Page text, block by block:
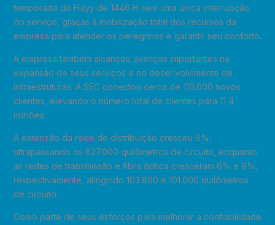
temporada do Hayy de 1446 H sem uma única interrupção
do serviço, graças à mobilização total dos recursos da
empresa para atender os peregrinos e garantir seu conforto.
A empresa também alcançou avanços importantes na
expansão de seus serviços e no desenvolvimento de
infraestruturas. A SEC conectou cerca de 110.000 novos
clientes, elevando o número total de clientes para 11,4
milhões.
A extensão da rede de distribuição cresceu 6%,
ultrapassando os 827.000 quilômetros de circuito, enquanto
as redes de transmissão e fibra óptica cresceram 6% e 9%,
respectivamente, atingindo 103.800 e 101.000 quilômetros
de circuito.
Como parte de seus esforços para melhorar a confiabilidade